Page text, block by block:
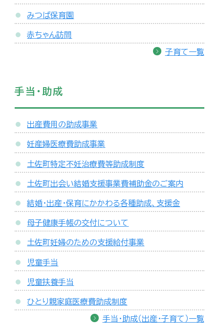
みつば保育園
赤ちゃん訪問
子育て一覧
手当・助成
出産費用の助成事業
妊産婦医療費助成事業
土佐町特定不妊治療費等助成制度
土佐町出会い結婚支援事業費補助金のご案内
結婚・出産・保育にかかわる各種助成、支援金
母子健康手帳の交付について
土佐町妊婦のための支援給付事業
児童手当
児童扶養手当
ひとり親家庭医療費助成制度
手当・助成（出産・子育て）一覧